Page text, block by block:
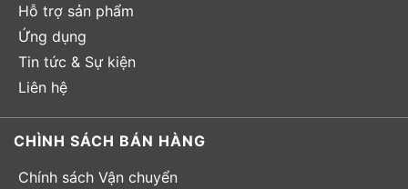
Hỗ trợ sản phẩm
Ứng dụng
Tin tức & Sự kiện
Liên hệ
CHÌNH SÁCH BÁN HÀNG
Chính sách Vận chuyển